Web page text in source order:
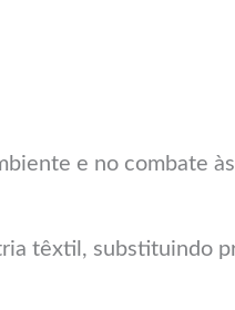
e no combate
têxtil, substituindo